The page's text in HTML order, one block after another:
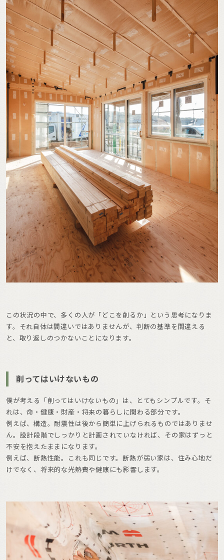
この状況の中で、多くの人が「どこを削るか」という思考になりま
す。それ自体は間違いではありませんが、判断の基準を間違える
と、取り返しのつかないことになります。
削ってはいけないもの
僕が考える「削ってはいけないもの」は、とてもシンプルです。そ
れは、命・健康・財産・将来の暮らしに関わる部分です。
例えば、構造。耐震性は後から簡単に上げられるものではありませ
ん。設計段階でしっかりと計画されていなければ、その家はずっと
不安を抱えたままになります。
例えば、断熱性能。これも同じです。断熱が弱い家は、住み心地だ
けでなく、将来的な光熱費や健康にも影響します。